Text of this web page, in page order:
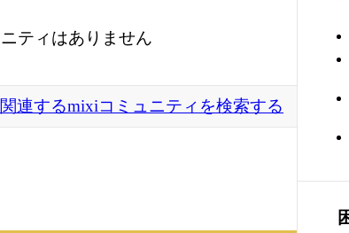
ティはありません
関連するmixiコミュニティを検索する